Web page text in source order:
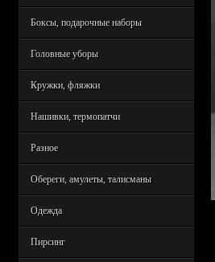
Боксы, подарочные наборы
Головные уборы
Кружки, фляжки
Нашивки, термопатчи
Разное
Обереги, амулеты, талисманы
Одежда
Пирсинг